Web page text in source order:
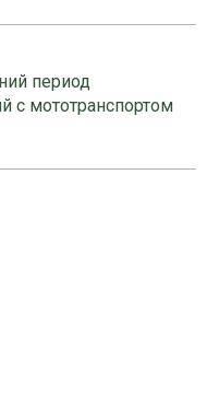
период
с мототранспортом